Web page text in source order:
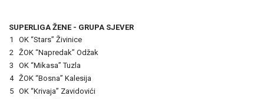
SUPERLIGA ŽENE - GRUPA SJEVER
1
OK “Stars” Živinice
2 ŽOK “Napredak” Odžak
3
OK “Mikasa” Tuzla
4 ŽOK “Bosna” Kalesija
5 OK “Krivaja” Zavidovići